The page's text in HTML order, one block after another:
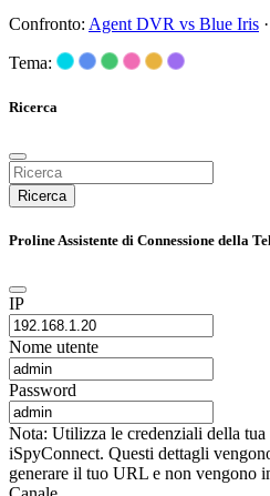
Confronto: Agent DVR vs Blue Iris ·
Tema:
Ricerca
Ricerca
Proline Assistente di Connessione della
IP
Nome utente
Password
Nota: Utilizza le credenziali della tua
iSpyConnect. Questi dettagli
generare il tuo URL e non vengono